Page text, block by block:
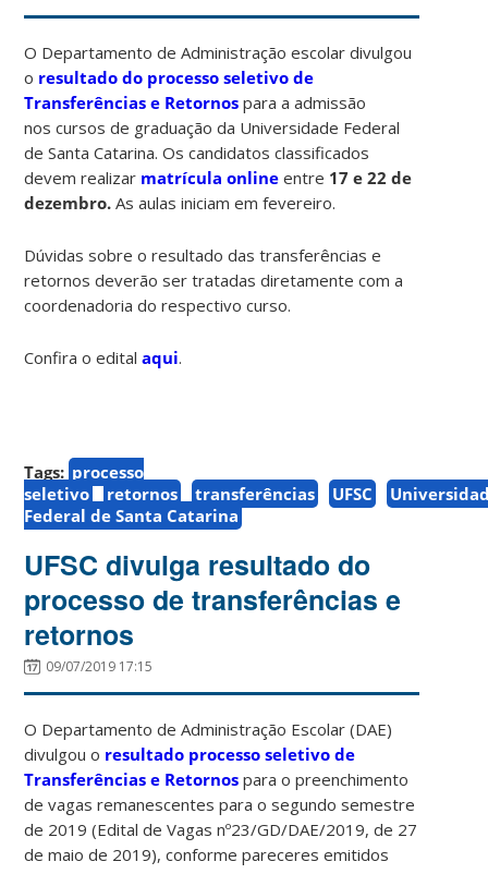
O Departamento de Administração escolar divulgou
o resultado do processo seletivo de
Transferências e Retornos para a admissão
nos cursos de graduação da Universidade Federal
de Santa Catarina. Os candidatos classificados
devem realizar matrícula online entre 17 e 22 de
dezembro.As aulas iniciam em fevereiro.
Dúvidas sobre o resultado das transferências e
retornos deverão ser tratadas diretamente com a
coordenadoria do respectivo curso.
Confira o editalaqui.
Tags: processo
seletivo
retornos transferências UFSC
Federal de Santa Catarina
UFSC divulga resultado do
processo de transferências e
retornos
09/07/2019 17:15
O Departamento de Administração Escolar (DAE)
divulgou o resultado processo seletivo de
Transferências e Retornos para o preenchimento
de vagas remanescentes para o segundo semestre
de 2019 (Edital de Vagas nº23/GD/DAE/2019, de 27
de maio de 2019), conforme pareceres emitidos